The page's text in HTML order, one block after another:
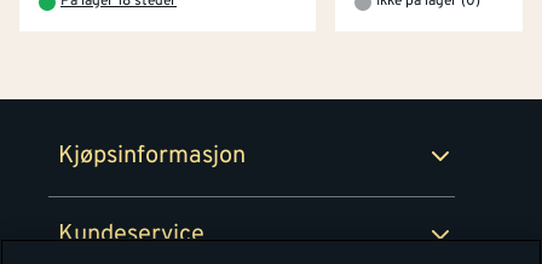
Kjøpsinformasjon
Retur- og angrerettsskjema
Kundeservice
Personvern